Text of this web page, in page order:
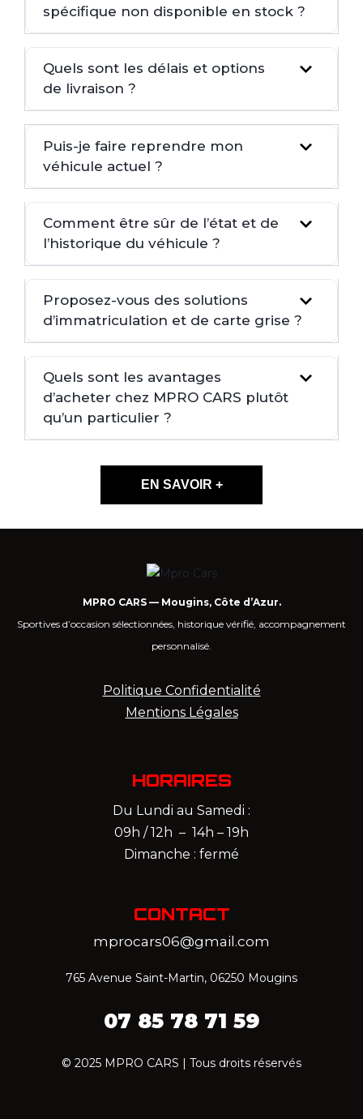
spécifique non disponible en stock ?
Quels sont les délais et options
de livraison ?
Puis-je faire reprendre mon
véhicule actuel ?
Comment être sûr de l’état et de
l’historique du véhicule ?
Proposez-vous des solutions
d’immatriculation et de carte grise ?
Quels sont les avantages
d’acheter chez MPRO CARS plutôt
qu’un particulier ?
EN SAVOIR +
MPRO CARS — Mougins, Côte d’Azur.
Sportives d’occasion sélectionnées, historique vérifié, accompagnement
personnalisé.
Politique Confidentialité
Mentions Légales
HORAIRES
Du Lundi au Samedi :
09h / 12h – 14h – 19h
Dimanche : fermé
CONTACT
mprocars06@gmail.com
765 Avenue Saint-Martin, 06250 Mougins
07 85 78 71 59‬
© 2025 MPRO CARS | Tous droits réservés